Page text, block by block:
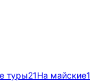
туры21На майские1